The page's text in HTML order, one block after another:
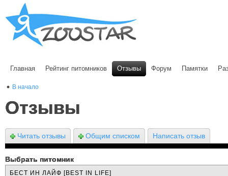
Главная Рейтинг питомников Отзывы Форум Памятки
В начало
Отзывы
Читать отзывы Общим списком Написать отзыв
Выбрать питомник